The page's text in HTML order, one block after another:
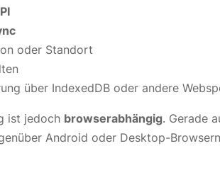
oder Standort
über IndexedDB oder andere
ist jedoch browserabhängig. Gerade
Android oder Desktop-